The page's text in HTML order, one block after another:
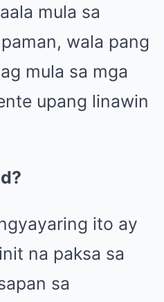
mula sa
wala pang
mula sa mga
upang linawin
ito ay
na paksa sa
sa